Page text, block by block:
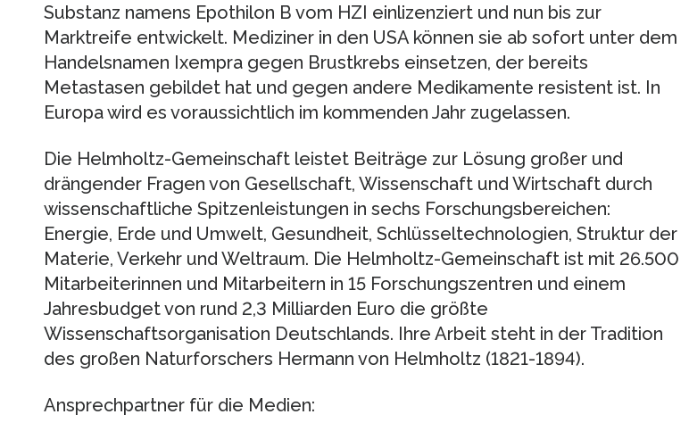
Substanz namens Epothilon B vom HZI einlizenziert und nun bis zur
Marktreife entwickelt. Mediziner in den USA können sie ab sofort unter dem
Handelsnamen Ixempra gegen Brustkrebs einsetzen, der bereits
Metastasen gebildet hat und gegen andere Medikamente resistent ist. In
Europa wird es voraussichtlich im kommenden Jahr zugelassen.
Die Helmholtz-Gemeinschaft leistet Beiträge zur Lösung großer und
drängender Fragen von Gesellschaft, Wissenschaft und Wirtschaft durch
wissenschaftliche Spitzenleistungen in sechs Forschungsbereichen:
Energie, Erde und Umwelt, Gesundheit, Schlüsseltechnologien, Struktur der
Materie, Verkehr und Weltraum. Die Helmholtz-Gemeinschaft ist mit 26.500
Mitarbeiterinnen und Mitarbeitern in 15 Forschungszentren und einem
Jahresbudget von rund 2,3 Milliarden Euro die größte
Wissenschaftsorganisation Deutschlands. Ihre Arbeit steht in der Tradition
des großen Naturforschers Hermann von Helmholtz (1821-1894).
Ansprechpartner für die Medien: